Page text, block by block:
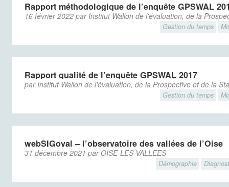
Rapport méthodologique de l’enquête GPSWAL
16 février 2022 par Institut Wallon de l'évaluation, de la
Gestion du temps
Rapport qualité de l’enquête GPSWAL 2017
par Institut Wallon de l'évaluation, de la Prospective et de la
Gestion du temps
webSIGoval – l’observatoire des vallées de l’Oise
31 décembre 2021 par OISE-LES-VALLEES
Démographie